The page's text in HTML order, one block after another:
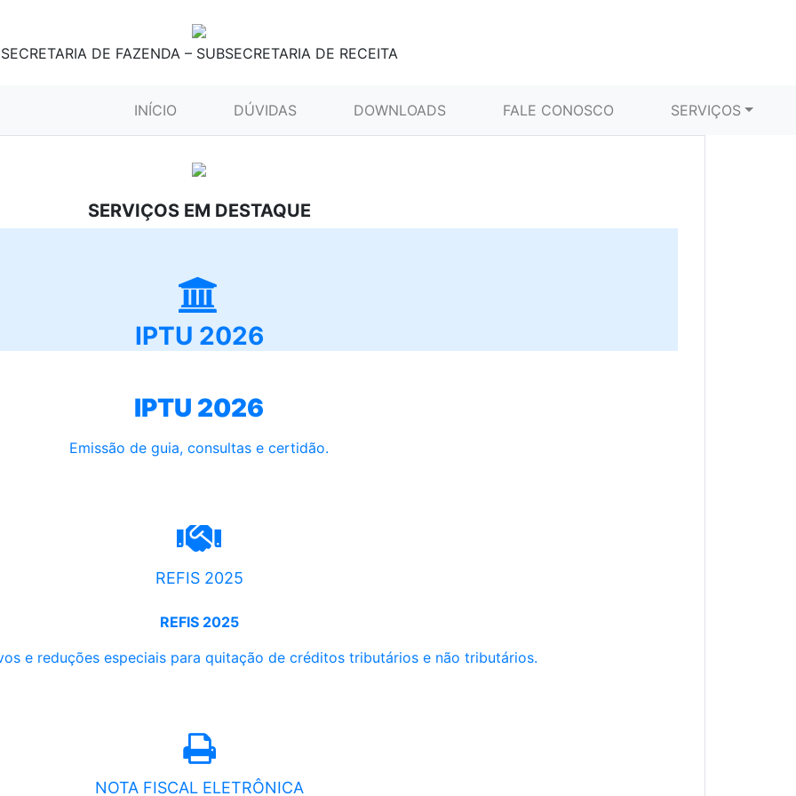
SECRETARIA DE FAZENDA – SUBSECRETARIA DE RECEITA
INÍCIO (CURRENT)DÚVIDAS DOWNLOADS FALE CONOSCO SERVIÇOS
SERVIÇOS EM DESTAQUE
IPTU 2026
IPTU 2026
Emissão de guia, consultas e certidão.
REFIS 2025
REFIS 2025
e reduções especiais para quitação de créditos tributários e não tributários.
NOTA FISCAL ELETRÔNICA